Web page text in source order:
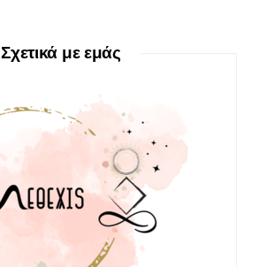
Σχετικά με εμάς